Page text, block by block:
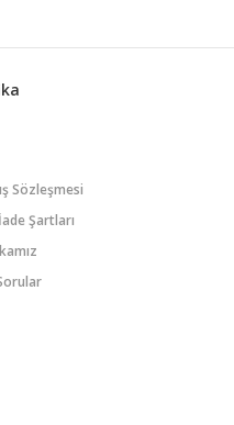
Sözleşmesi
Şartları